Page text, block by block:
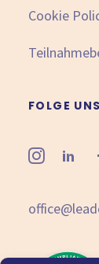
Cookie
FOLGE UNS